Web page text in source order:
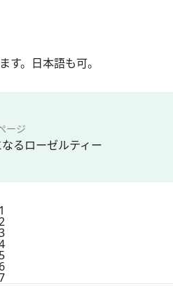
。日本語も可。
ージ
るローゼルティー
1
5
6